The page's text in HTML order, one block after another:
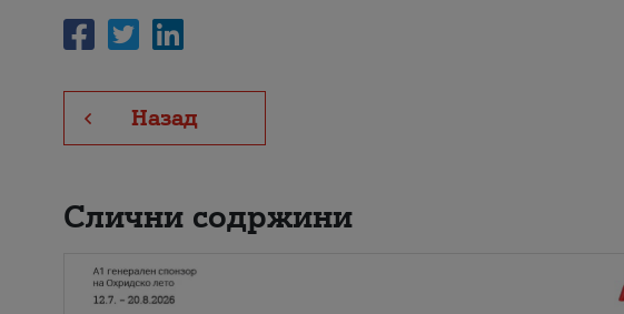
Назад
Слични содржини